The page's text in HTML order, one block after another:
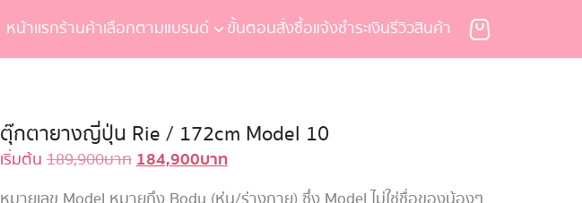
หน้าเเรกร้านค้าเลือกตามแบรนด์ ขั้นตอนสั่งซื้อแจ้งชำระเงินรีวิวสินค้า
ตุ๊กตายางญี่ปุ่น Rie / 172cm Model 10
เริ่มต้น 189,900บาท Original
184,900บาทCurrent